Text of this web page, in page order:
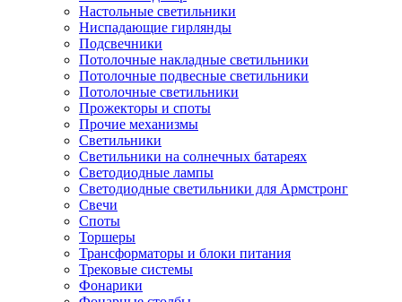
Настольные светильники
Ниспадающие гирлянды
Подсвечники
Потолочные накладные светильники
Потолочные подвесные светильники
Потолочные светильники
Прожекторы и споты
Прочие механизмы
Светильники
Светильники на солнечных батареях
Светодиодные лампы
Светодиодные светильники для Армстронг
Свечи
Споты
Торшеры
Трансформаторы и блоки питания
Трековые системы
Фонарики